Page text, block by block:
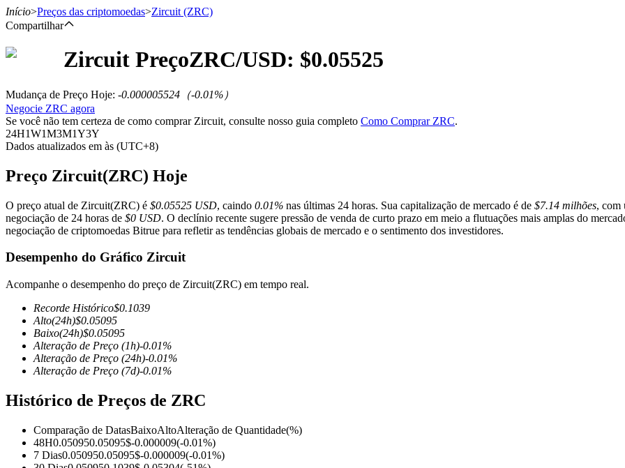
Futuros de USDT
Futuros usando USDT como garantia
Futuros COIN-M
Futuros de criptomoeda
TradFi
Início>Preços das criptomoedas>Zircuit (ZRC)
Compartilhar
Zircuit PreçoZRC/USD: $0.05525
Mudança de Preço Hoje: -0.000005524 （-0.01%）
Negocie ZRC agora
Se você não tem certeza de como comprar Zircuit, consulte nosso guia completo Como Comprar ZRC.
24H1W1M3M1Y3Y
Dados atualizados em às (UTC+8)
Preço Zircuit(ZRC) Hoje
O preço atual de Zircuit(ZRC) é $0.05525 USD, caindo 0.01% nas últimas 24 horas. Sua capitalização de mercado é de $7.14 milhões, com
negociação de 24 horas de $0 USD. O declínio recente sugere pressão de venda de curto prazo em meio a flutuações mais amplas do
negociação de criptomoedas Bitrue para refletir as tendências globais de mercado e o sentimento dos investidores.
Desempenho do Gráfico Zircuit
Acompanhe o desempenho do preço de Zircuit(ZRC) em tempo real.
Recorde Histórico$0.1039
Alto(24h)$0.05095
Baixo(24h)$0.05095
Alteração de Preço (1h)-0.01%
Alteração de Preço (24h)-0.01%
Alteração de Preço (7d)-0.01%
Histórico de Preços de ZRC
Comparação de DatasBaixoAltoAlteração de Quantidade(%)
48H0.050950.05095$-0.000009(-0.01%)
7 Dias0.050950.05095$-0.000009(-0.01%)